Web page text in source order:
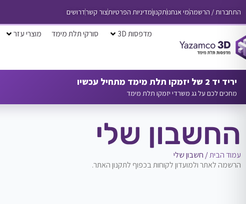
התחברות / הרשמהמי אנחנותקנוןמדיניות הפרטיותצור קשרדרושים
מדפסות 3D סורקי תלת מימד מוצרי עזר
יריד יד 2 של יזמקו תלת מימד מתחיל עכשיו
מחכים לכם על גג משרדי יזמקו תלת מימד
החשבון שלי
עמוד הבית/ חשבון שלי
הרשמה לאתר ולמועדון לקוחות בכפוף לתקנון האתר.